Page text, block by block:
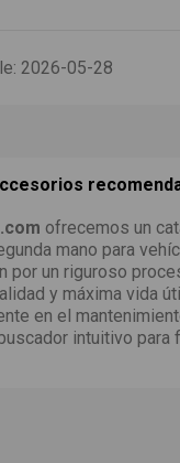
2026-05-28
ofrecemos un
mano para
por un riguroso
y máxima vida
en el
intuitivo